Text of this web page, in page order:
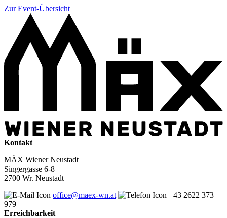
Zur Event-Übersicht
Kontakt
MÄX Wiener Neustadt
Singergasse 6-8
2700 Wr. Neustadt
office@maex-wn.at
+43 2622 373
979
Erreichbarkeit